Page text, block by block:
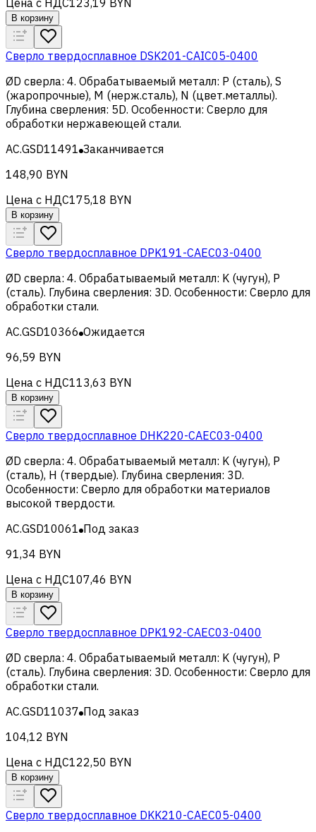
В корзину
Сверло твердосплавное DSK201-CAIC05-0400
ØD сверла: 4. Обрабатываемый металл: Р (сталь), S
(жаропрочные), M (нерж.сталь), N (цвет.металлы).
Глубина сверления: 5D. Особенности: Сверло для
обработки нержавеющей стали.
AC.GSD11491 Заканчивается
148,90 BYN
Цена с НДС175,18 BYN
В корзину
Сверло твердосплавное DPK191-CAEC03-0400
ØD сверла: 4. Обрабатываемый металл: K (чугун), Р
(сталь). Глубина сверления: 3D. Особенности: Сверло для
обработки стали.
AC.GSD10366 Ожидается
96,59 BYN
Цена с НДС113,63 BYN
В корзину
Сверло твердосплавное DHK220-CAEC03-0400
ØD сверла: 4. Обрабатываемый металл: K (чугун), Р
(сталь), H (твердые). Глубина сверления: 3D.
Особенности: Сверло для обработки материалов
высокой твердости.
AC.GSD10061 Под заказ
91,34 BYN
Цена с НДС107,46 BYN
В корзину
Сверло твердосплавное DPK192-CAEC03-0400
ØD сверла: 4. Обрабатываемый металл: K (чугун), Р
(сталь). Глубина сверления: 3D. Особенности: Сверло для
обработки стали.
AC.GSD11037 Под заказ
104,12 BYN
Цена с НДС122,50 BYN
В корзину
Сверло твердосплавное DKK210-CAEC05-0400